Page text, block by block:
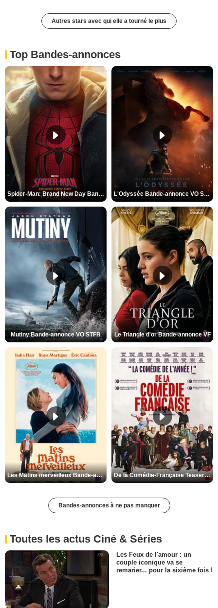
Autres stars avec qui elle a tourné le plus
Top Bandes-annonces
Spider-Man: Brand New Day Bande-annonce VO STFR L'Odyssée Bande-annonce VO STFR
Mutiny Bande-annonce VO STFR Le Triangle d'or Bande-annonce VF
Les Matins merveilleux Bande-annonce VF De la Comédie-Française Teaser VF
Bandes-annonces à ne pas manquer
Toutes les actus Ciné & Séries
Les Feux de l'amour : un
couple iconique va se
remarier... pour la sixième fois !